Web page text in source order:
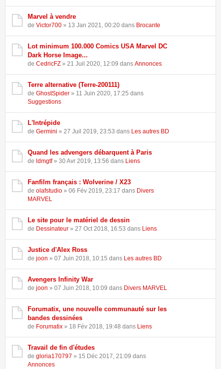
Marvel à vendre
de Victor700 » 13 Jan 2021, 00:20 dans Brocante
Lot minimum 100.000 Comics USA Marvel DC
Dark Horse Image...
de CedricFZ » 21 Juil 2020, 12:09 dans Annonces
Terre alternative (Terre-200111)
de GhostSpider » 11 Juin 2020, 17:25 dans
Suggestions
L'Intrépide
de Germini » 27 Juil 2019, 23:53 dans Les autres BD
Quand les advengers débarquent à Paris
de ldmgtf» 30 Avr 2019, 13:56 dans Liens
Fanfilm français : Wolverine / X23
de olafstudio » 06 Fév 2019, 23:17 dans Divers
MARVEL
Le site pour le matériel de dessin
de Dessinateur » 27 Oct 2018, 16:53 dans Liens
Justice d'Alex Ross
de joon » 07 Juin 2018, 10:15 dans Les autres BD
Avengers Infinity War
de joon » 07 Juin 2018, 10:09 dans Divers MARVEL
Forumatix, une nouvelle communauté sur les
bandes dessinées
de Forumatix » 18 Fév 2018, 19:48 dans Liens
Travail de fin d'études
de gloria170797 » 15 Déc 2017, 21:09 dans
Annonces